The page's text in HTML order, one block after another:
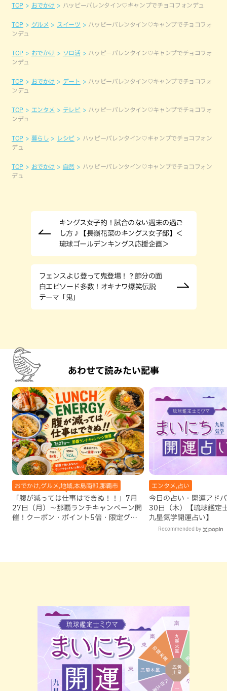
TOP おでかけ ハッピーバレンタイン♡キャンプでチョコフォンデュ
TOP グルメ スイーツ
ハッピーバレンタイン♡キャンプでチョコフォ
ンデュ
TOP おでかけ ソロ活
ハッピーバレンタイン♡キャンプでチョコフォ
ンデュ
TOP おでかけ デート
ハッピーバレンタイン♡キャンプでチョコフォ
ンデュ
TOP エンタメ テレビ
ハッピーバレンタイン♡キャンプでチョコフォ
ンデュ
TOP 暮らし レシピ
ハッピーバレンタイン♡キャンプでチョコフォン
デュ
TOP おでかけ 自然
ハッピーバレンタイン♡キャンプでチョコフォン
デュ
キングス女子的！試合のない週末の過ご
し方♪【長嶺花菜のキングス女子部】＜
琉球ゴールデンキングス応援企画＞
フェンスよじ登って鬼登場！？節分の面
白エピソード多数！オキナワ爆笑伝説
テーマ「鬼」
あわせて読みたい記事
おでかけ,グルメ,地域,本島南部,那覇市
「腹が減っては仕事はできぬ！！」7月
27日（月）〜那覇ランチキャンペーン開
催！クーポン・ポイント5倍・限定グッ
エンタメ,占い
今日の占い・開運アド
30日（木）【琉球鑑定
九星気学開運占い】
Recommended by